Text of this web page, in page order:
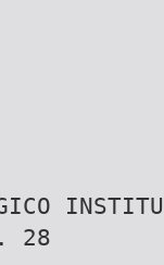
28